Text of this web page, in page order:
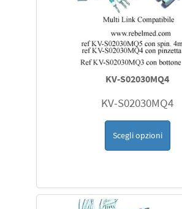
KV-S02030MQ4
KV-S02030MQ4
Scegli opzioni